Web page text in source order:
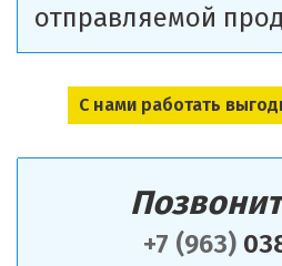
+7 (963)
отправляемой
С нами работать